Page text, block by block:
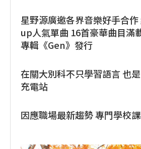
星野源廣邀各界音樂好手合
up人氣單曲 16首豪華曲目滿
專輯《Gen》發行
在關大別科不只學習語言 也
充電站
因應職場最新趨勢 專門學校